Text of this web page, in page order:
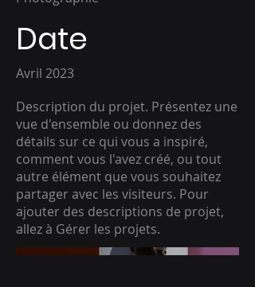
Date
Avril 2023
Description du projet. Présentez une
vue d'ensemble ou donnez des
détails sur ce qui vous a inspiré,
comment vous l'avez créé, ou tout
autre élément que vous souhaitez
partager avec les visiteurs. Pour
ajouter des descriptions de projet,
allez à Gérer les projets.